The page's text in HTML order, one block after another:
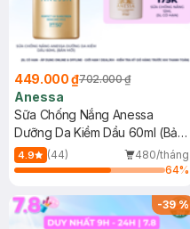
449.000 ₫702.000 ₫
Anessa
Sữa Chống Nắng Anessa
Dưỡng Da Kiềm Dầu 60ml (Bản
Mới)
4.9 (44)
480/tháng
64%
-39%